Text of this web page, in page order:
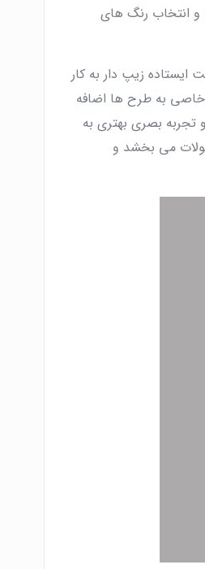
و انتخاب رنگ‌ های
زیپ دار به‌ کار
به طرح‌ ها اضافه
بصری بهتری به
می‌ بخشد و